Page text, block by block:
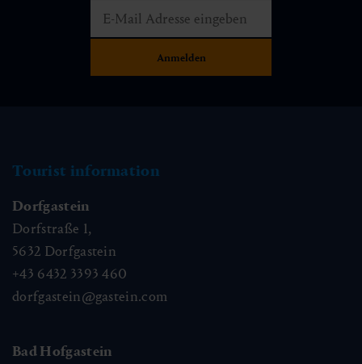
Tourist information
Dorfgastein
Dorfstraße 1,
5632 Dorfgastein
+43 6432 3393 460
dorfgastein@gastein.com
Bad Hofgastein